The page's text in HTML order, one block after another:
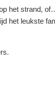
het strand,
het leukste